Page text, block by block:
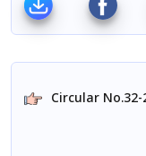
Circular No.32-